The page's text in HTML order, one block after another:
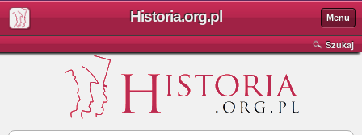
Historia.org.pl Menu
Szukaj